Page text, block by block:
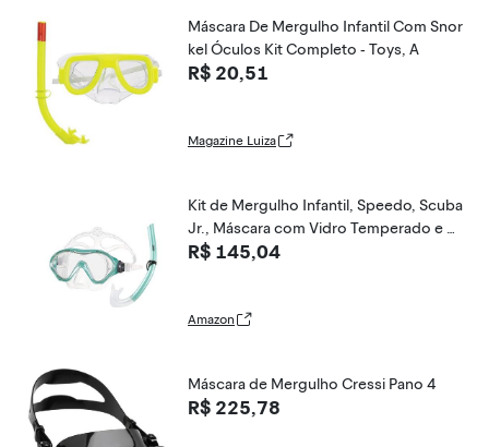
Máscara De Mergulho Infantil Com Snor
kel Óculos Kit Completo - Toys, A
R$ 20,51
Magazine Luiza
Kit de Mergulho Infantil, Speedo, Scuba
Jr., Máscara com Vidro Temperado e S
norkel em Formato J, Tamanho Infantil -
R$ 145,04
Amazon
Máscara de Mergulho Cressi Pano 4
R$ 225,78